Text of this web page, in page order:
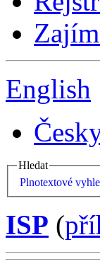
English
Hledat
Plnotextové
ISP (